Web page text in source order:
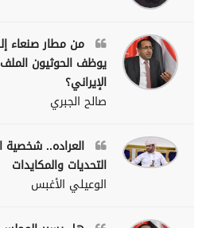
من مطار صنعاء
يوظف الحوثيون
الإيراني؟
صالح الجبري
العراده.. شخصية
التحديات والمكايدات
الوعيلي الأغبس